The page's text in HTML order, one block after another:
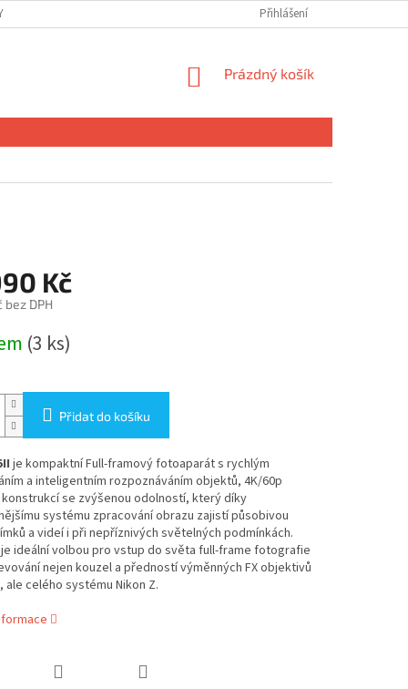
ÚDAJŮ Přihlášení
NÁKUPNÍ
Prázdný košík
Kč
bez DPH
(3 ks)
Přidat do košíku
je kompaktní Full-framový fotoaparát s rychlým
a inteligentním rozpoznáváním objektů, 4K/60p
se zvýšenou odolností, který díky
systému zpracování obrazu zajistí působivou
a videí i při nepříznivých světelných podmínkách.
je ideální volbou pro vstup do světa full-frame fotografie
nejen kouzel a předností výměnných FX objektivů
ale celého systému Nikon Z.